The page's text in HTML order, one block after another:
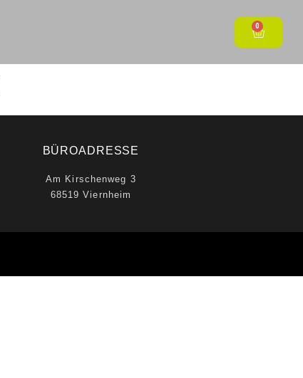
0
BÜROADRESSE
Am Kirschenweg 3
68519 Viernheim